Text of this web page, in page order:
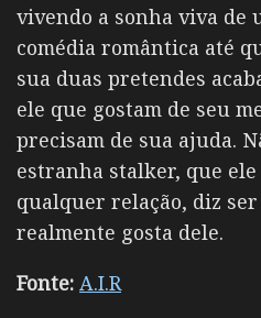
vivendo a sonha viva de
comédia romântica até
sua duas pretendes
ele que gostam de seu
precisam de sua ajuda.
estranha stalker, que
qualquer relação, diz
realmente gosta dele.
Fonte: A.I.R